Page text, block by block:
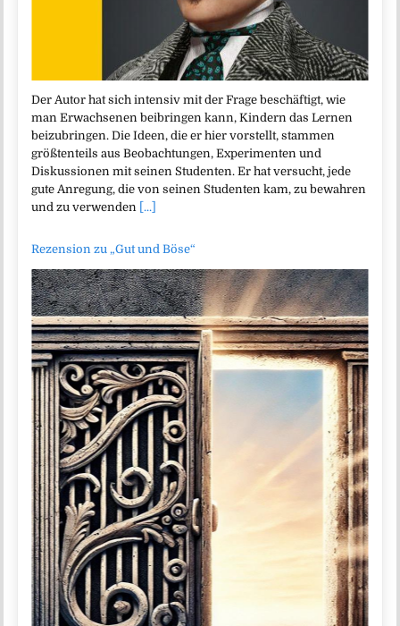
Der Autor hat sich intensiv mit der Frage beschäftigt, wie
man Erwachsenen beibringen kann, Kindern das Lernen
beizubringen. Die Ideen, die er hier vorstellt, stammen
größtenteils aus Beobachtungen, Experimenten und
Diskussionen mit seinen Studenten. Er hat versucht, jede
gute Anregung, die von seinen Studenten kam, zu bewahren
und zu verwenden [...]
Rezension zu „Gut und Böse“